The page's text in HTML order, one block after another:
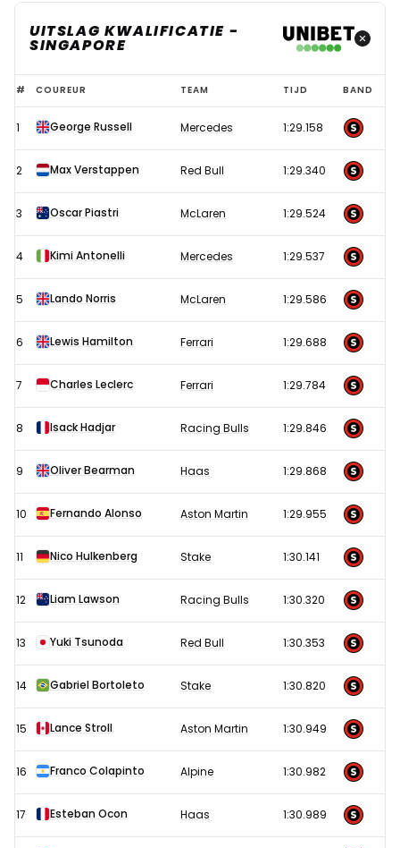
UITSLAG KWALIFICATIE -
SINGAPORE
Uitslag
kwalificatie
Formule
1
Singapore
2025
# COUREUR TEAM TIJD BAND
1 George Russell Mercedes 1:29.158
2 Max Verstappen Red Bull 1:29.340
3 Oscar Piastri McLaren 1:29.524
4 Kimi Antonelli Mercedes 1:29.537
5 Lando Norris McLaren 1:29.586
6 Lewis Hamilton Ferrari 1:29.688
7 Charles Leclerc Ferrari 1:29.784
8 Isack Hadjar Racing Bulls 1:29.846
9 Oliver Bearman Haas 1:29.868
10 Fernando Alonso Aston Martin 1:29.955
11 Nico Hulkenberg Stake 1:30.141
12 Liam Lawson Racing Bulls 1:30.320
13 Yuki Tsunoda Red Bull 1:30.353
14 Gabriel Bortoleto Stake 1:30.820
15 Lance Stroll Aston Martin 1:30.949
16 Franco Colapinto Alpine 1:30.982
17 Esteban Ocon Haas 1:30.989